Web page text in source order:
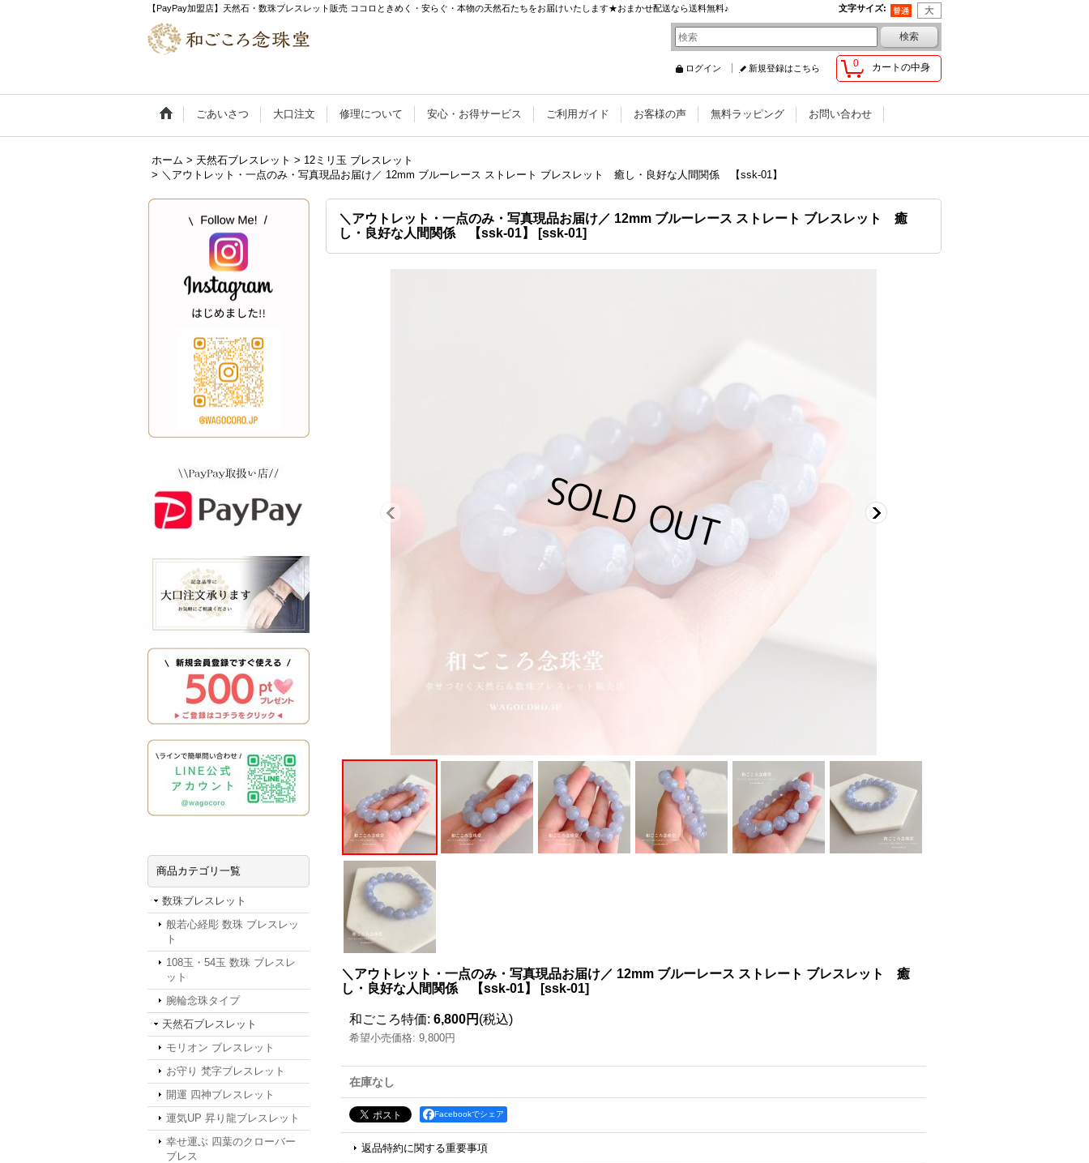
【PayPay加盟店】天然石・数珠ブレスレット販売 ココロときめく・安らぐ・本物の天然石たちをお届けいたします★おまかせ配送なら送料無料♪ 文字サイズ:
0 カートの中身
ログイン 新規登録はこちら
ごあいさつ 大口注文 修理について 安心・お得サービス ご利用ガイド お客様の声 無料ラッピング お問い合わせ
ホーム > 天然石ブレスレット > 12ミリ玉 ブレスレット
> ＼アウトレット・一点のみ・写真現品お届け／ 12mm ブルーレース ストレート ブレスレット 癒し・良好な人間関係 【ssk-01】
商品カテゴリ一覧
数珠ブレスレット
般若心経彫 数珠 ブレスレッ
ト
108玉・54玉 数珠 ブレスレ
ット
腕輪念珠タイプ
天然石ブレスレット
モリオン ブレスレット
お守り 梵字ブレスレット
開運 四神ブレスレット
運気UP 昇り龍ブレスレット
幸せ運ぶ 四葉のクローバー
ブレス
＼アウトレット・一点のみ・写真現品お届け／ 12mm ブルーレース ストレート ブレスレット 癒
し・良好な人間関係 【ssk-01】
[ssk-01]
＼アウトレット・一点のみ・写真現品お届け／ 12mm ブルーレース ストレート ブレスレット 癒
し・良好な人間関係 【ssk-01】
[ssk-01]
和ごころ特価: 6,800円 (税込)
希望小売価格: 9,800円
在庫なし
Facebookでシェア
返品特約に関する重要事項